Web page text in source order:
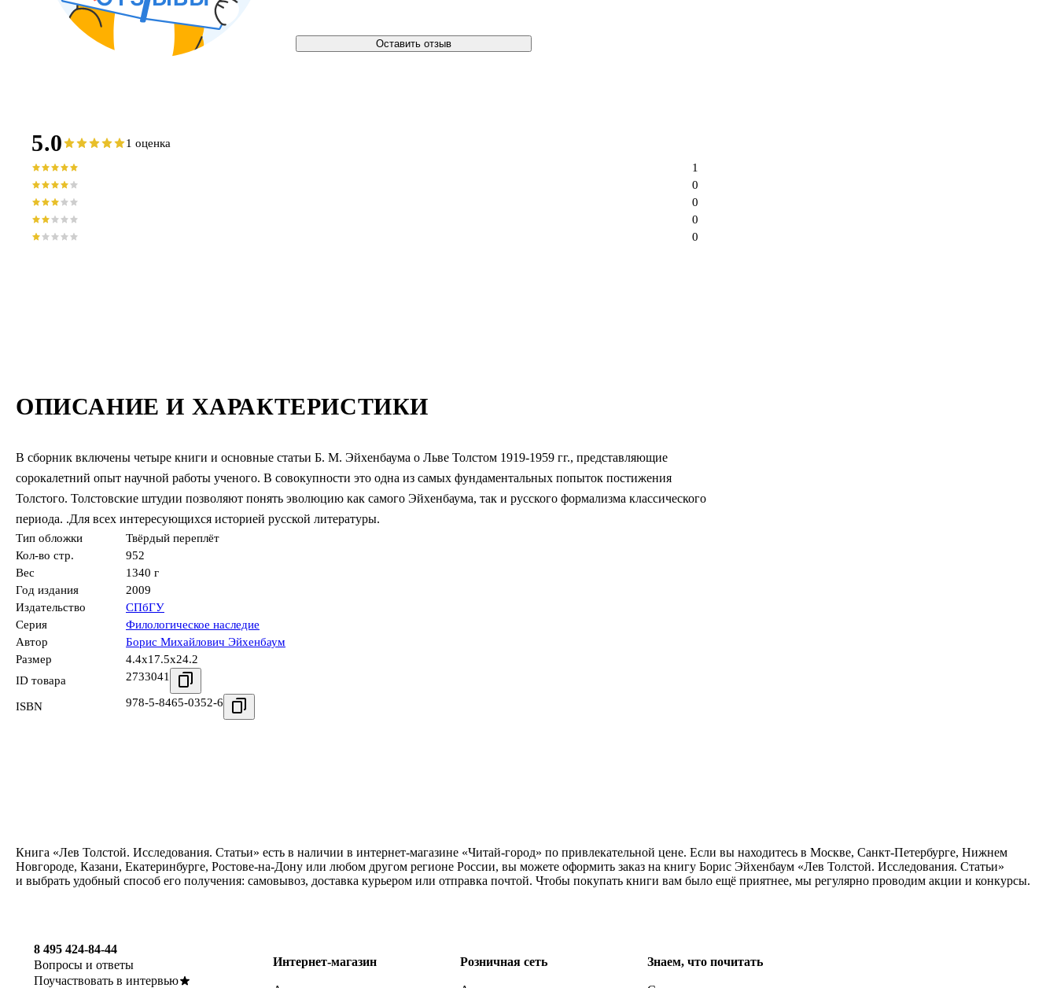
ОПИСАНИЕ И ХАРАКТЕРИСТИКИ
В сборник включены четыре книги и основные статьи Б. М. Эйхенбаума о Льве Толстом 1919-1959 гг., представляющие
сорокалетний опыт научной работы ученого. В совокупности это одна из самых фундаментальных попыток постижения
Толстого. Толстовские штудии позволяют понять эволюцию как самого Эйхенбаума, так и русского формализма классического
периода. .Для всех интересующихся историей русской литературы.
Тип обложки
Твёрдый переплёт
Кол-во стр.
952
Вес
1340 г
Год издания
2009
Издательство
СПбГУ
Серия
Филологическое наследие
Автор
Борис Михайлович Эйхенбаум
Размер
4.4x17.5x24.2
ID товара
2733041
ISBN 978-5-8465-0352-6
Оставить отзыв
5.0 1 оценка
0
0
0
0
1
Книга «Лев Толстой. Исследования. Статьи» есть в наличии в интернет-магазине «Читай-город» по привлекательной цене. Если вы находитесь в Москве, Санкт-Петербурге, Нижнем
Новгороде, Казани, Екатеринбурге, Ростове-на-Дону или любом другом регионе России, вы можете оформить заказ на книгу Борис Эйхенбаум «Лев Толстой. Исследования. Статьи»
и выбрать удобный способ его получения: самовывоз, доставка курьером или отправка почтой. Чтобы покупать книги вам было ещё приятнее, мы регулярно проводим акции и конкурсы.
8 495 424-84-44
Вопросы и ответы
Поучаствовать в интервью
Интернет-магазин Розничная сеть Знаем, что почитать